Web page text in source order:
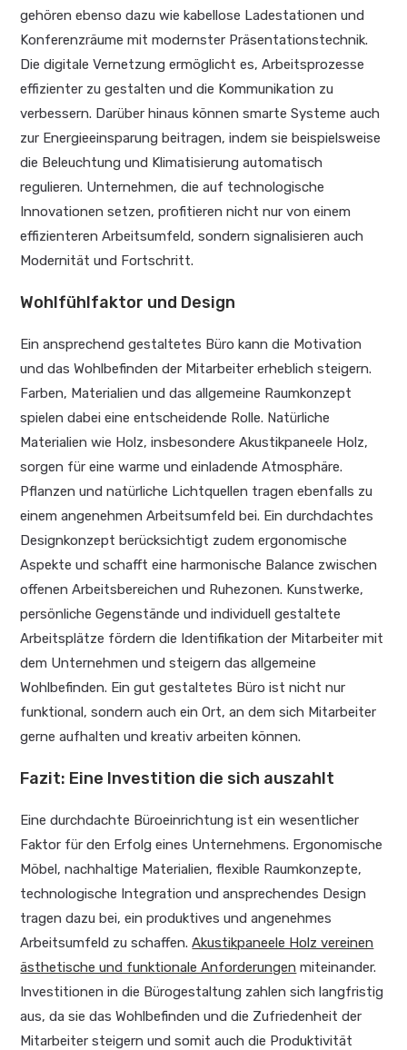
gehören ebenso dazu wie kabellose Ladestationen und
Konferenzräume mit modernster Präsentationstechnik.
Die digitale Vernetzung ermöglicht es, Arbeitsprozesse
effizienter zu gestalten und die Kommunikation zu
verbessern. Darüber hinaus können smarte Systeme auch
zur Energieeinsparung beitragen, indem sie beispielsweise
die Beleuchtung und Klimatisierung automatisch
regulieren. Unternehmen, die auf technologische
Innovationen setzen, profitieren nicht nur von einem
effizienteren Arbeitsumfeld, sondern signalisieren auch
Modernität und Fortschritt.
Wohlfühlfaktor und Design
Ein ansprechend gestaltetes Büro kann die Motivation
und das Wohlbefinden der Mitarbeiter erheblich steigern.
Farben, Materialien und das allgemeine Raumkonzept
spielen dabei eine entscheidende Rolle. Natürliche
Materialien wie Holz, insbesondere Akustikpaneele Holz,
sorgen für eine warme und einladende Atmosphäre.
Pflanzen und natürliche Lichtquellen tragen ebenfalls zu
einem angenehmen Arbeitsumfeld bei. Ein durchdachtes
Designkonzept berücksichtigt zudem ergonomische
Aspekte und schafft eine harmonische Balance zwischen
offenen Arbeitsbereichen und Ruhezonen. Kunstwerke,
persönliche Gegenstände und individuell gestaltete
Arbeitsplätze fördern die Identifikation der Mitarbeiter mit
dem Unternehmen und steigern das allgemeine
Wohlbefinden. Ein gut gestaltetes Büro ist nicht nur
funktional, sondern auch ein Ort, an dem sich Mitarbeiter
gerne aufhalten und kreativ arbeiten können.
Fazit: Eine Investition die sich auszahlt
Eine durchdachte Büroeinrichtung ist ein wesentlicher
Faktor für den Erfolg eines Unternehmens. Ergonomische
Möbel, nachhaltige Materialien, flexible Raumkonzepte,
technologische Integration und ansprechendes Design
tragen dazu bei, ein produktives und angenehmes
Arbeitsumfeld zu schaffen.Akustikpaneele Holz vereinen
ästhetische und funktionale Anforderungen miteinander.
Investitionen in die Bürogestaltung zahlen sich langfristig
aus, da sie das Wohlbefinden und die Zufriedenheit der
Mitarbeiter steigern und somit auch die Produktivität